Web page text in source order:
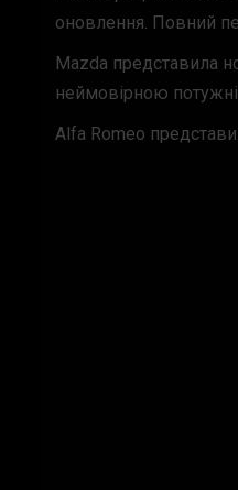
оновлення. Повний
Mazda представила
неймовірною
Alfa Romeo